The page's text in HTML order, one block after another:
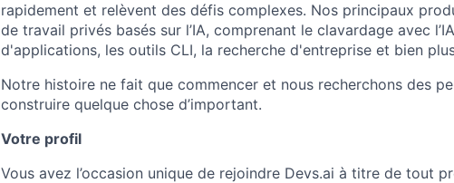
rapidement et relèvent des défis complexes. Nos principaux
de travail privés basés sur l’IA, comprenant le clavardage avec
d'applications, les outils CLI, la recherche d'entreprise et bien
Notre histoire ne fait que commencer et nous recherchons des
construire quelque chose d’important.
Votre profil
Vous avez l’occasion unique de rejoindre Devs.ai à titre de tout